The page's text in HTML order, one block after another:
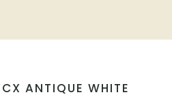
ANTIQUE WHITE